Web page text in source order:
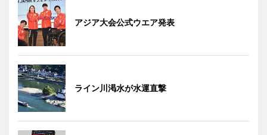
アジア大会公式ウエア発表
ライン川渇水が水運直撃